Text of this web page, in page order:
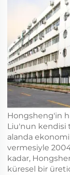
Hongsheng'in
Liu'nun kendisi
alanda
vermesiyle 2004
kadar,
küresel bir